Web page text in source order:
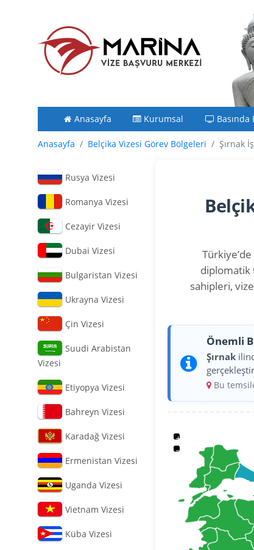
Anasayfa Kurumsal Basında
Anasayfa Belçika Vizesi Görev Bölgeleri Şırnak
Rusya Vizesi
Romanya Vizesi
Cezayir Vizesi
Dubai Vizesi
Bulgaristan Vizesi
Ukrayna Vizesi
Çin Vizesi
Suudi Arabistan
Vizesi
Etiyopya Vizesi
Bahreyn Vizesi
Karadağ Vizesi
Ermenistan Vizesi
Uganda Vizesi
Vietnam Vizesi
Küba Vizesi
diplomatik
sahipleri,
Önemli
Şırnak
Bu
+
−